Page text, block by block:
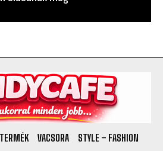
TERMÉK VACSORA
STYLE – FASHION